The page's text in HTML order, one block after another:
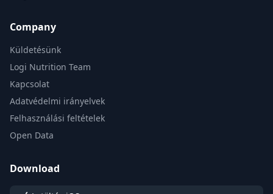
Company
Küldetésünk
Logi Nutrition Team
Kapcsolat
Adatvédelmi irányelvek
Felhasználási feltételek
Open Data
Download